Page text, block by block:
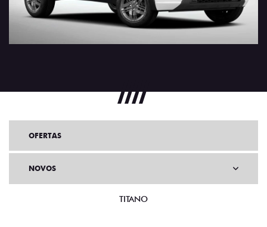
OFERTAS
NOVOS
TITANO